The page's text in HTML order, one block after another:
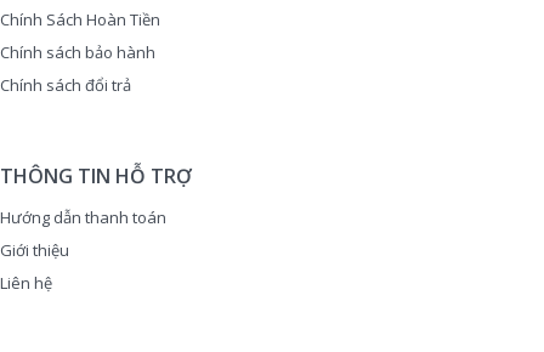
Chính Sách Hoàn Tiền
Chính sách bảo hành
Chính sách đổi trả
THÔNG TIN HỖ TRỢ
Hướng dẫn thanh toán
Giới thiệu
Liên hệ